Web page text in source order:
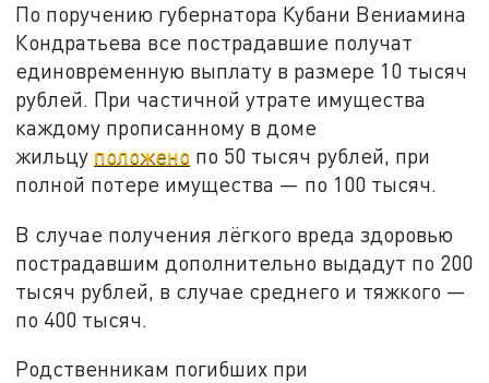
По поручению губернатора Кубани Вениамина
Кондратьева все пострадавшие получат
единовременную выплату в размере 10 тысяч
рублей. При частичной утрате имущества
каждому прописанному в доме
жильцу положено по 50 тысяч рублей, при
полной потере имущества — по 100 тысяч.
В случае получения лёгкого вреда здоровью
пострадавшим дополнительно выдадут по 200
тысяч рублей, в случае среднего и тяжкого —
по 400 тысяч.
Родственникам погибших при